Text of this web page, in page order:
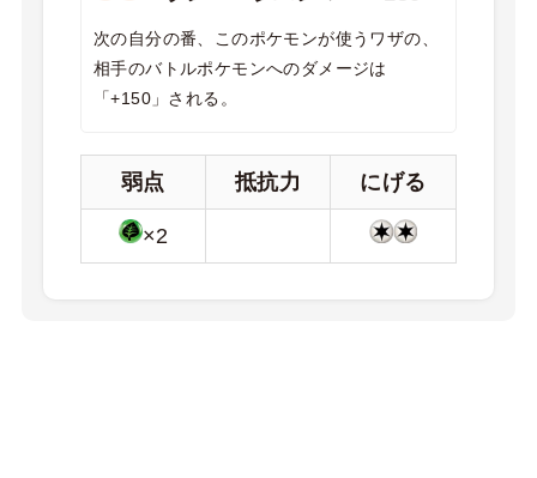
次の自分の番、このポケモンが使うワザの、
相手のバトルポケモンへのダメージは
「+150」される。
弱点 抵抗力 にげる
×2